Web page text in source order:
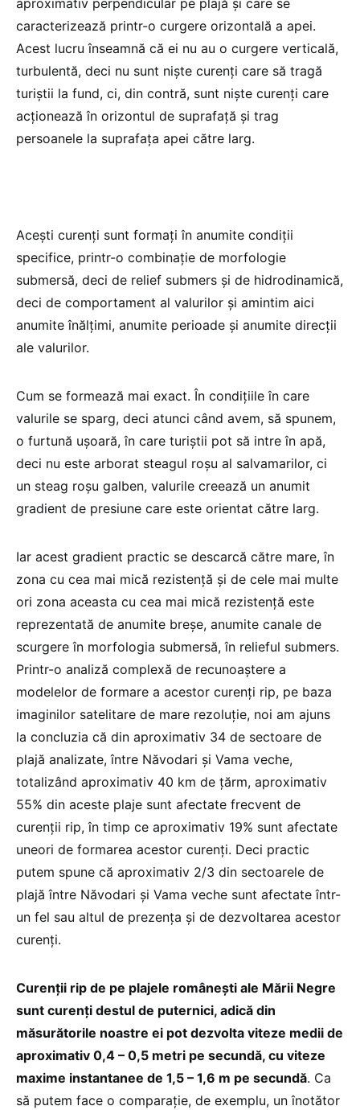
aproximativ perpendicular pe plajă și care se
caracterizează printr-o curgere orizontală a apei.
Acest lucru înseamnă că ei nu au o curgere verticală,
turbulentă, deci nu sunt niște curenți care să tragă
turiștii la fund, ci, din contră, sunt niște curenți care
acționează în orizontul de suprafață și trag
persoanele la suprafața apei către larg.
Acești curenți sunt formați în anumite condiții
specifice, printr-o combinație de morfologie
submersă, deci de relief submers și de hidrodinamică,
deci de comportament al valurilor și amintim aici
anumite înălțimi, anumite perioade și anumite direcții
ale valurilor.
Cum se formează mai exact. În condițiile în care
valurile se sparg, deci atunci când avem, să spunem,
o furtună ușoară, în care turiștii pot să intre în apă,
deci nu este arborat steagul roșu al salvamarilor, ci
un steag roșu galben, valurile creează un anumit
gradient de presiune care este orientat către larg.
Iar acest gradient practic se descarcă către mare, în
zona cu cea mai mică rezistență și de cele mai multe
ori zona aceasta cu cea mai mică rezistență este
reprezentată de anumite breșe, anumite canale de
scurgere în morfologia submersă, în relieful submers.
Printr-o analiză complexă de recunoaștere a
modelelor de formare a acestor curenți rip, pe baza
imaginilor satelitare de mare rezoluție, noi am ajuns
la concluzia că din aproximativ 34 de sectoare de
plajă analizate, între Năvodari și Vama veche,
totalizând aproximativ 40 km de țărm, aproximativ
55% din aceste plaje sunt afectate frecvent de
curenții rip, în timp ce aproximativ 19% sunt afectate
uneori de formarea acestor curenți. Deci practic
putem spune că aproximativ 2/3 din sectoarele de
plajă între Năvodari și Vama veche sunt afectate într-
un fel sau altul de prezența și de dezvoltarea acestor
curenți.
Curenții rip de pe plajele românești ale Mării Negre
sunt curenți destul de puternici, adică din
măsurătorile noastre ei pot dezvolta viteze medii de
aproximativ 0,4 – 0,5 metri pe secundă, cu viteze
maxime instantanee de 1,5 – 1,6 m pe secundă. Ca
să putem face o comparație, de exemplu, un înotător